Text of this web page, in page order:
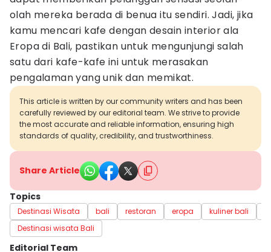
olah mereka berada di benua itu sendiri. Jadi, jika
kamu mencari kafe dengan desain interior ala
Eropa di Bali, pastikan untuk mengunjungi salah
satu dari kafe-kafe ini untuk merasakan
pengalaman yang unik dan memikat.
This article is written by our community writers and has been
carefully reviewed by our editorial team. We strive to provide
the most accurate and reliable information, ensuring high
standards of quality, credibility, and trustworthiness.
Share Article
Topics
Destinasi Wisata bali restoran eropa kuliner bali
Destinasi wisata Bali
Editorial Team